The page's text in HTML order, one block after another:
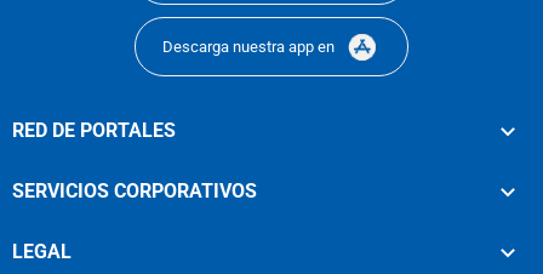
Descarga nuestra app en
RED DE PORTALES
SERVICIOS CORPORATIVOS
LEGAL